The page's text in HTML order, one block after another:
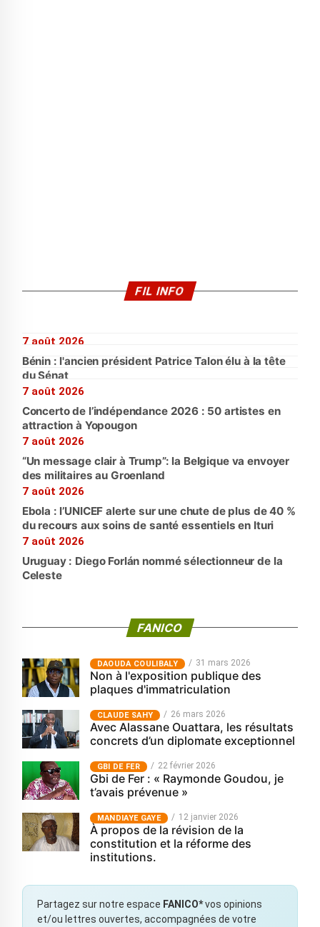
FIL INFO
7 août 2026
Bénin : l'ancien président Patrice Talon élu à la tête
du Sénat
7 août 2026
Concerto de l’indépendance 2026 : 50 artistes en
attraction à Yopougon
7 août 2026
“Un message clair à Trump”: la Belgique va envoyer
des militaires au Groenland
7 août 2026
Ebola : l’UNICEF alerte sur une chute de plus de 40 %
du recours aux soins de santé essentiels en Ituri
7 août 2026
Uruguay : Diego Forlán nommé sélectionneur de la
Celeste
FANICO
‎DAOUDA COULIBALY 31 mars 2026
Non à l'exposition publique des
plaques d'immatriculation
CLAUDE SAHY 26 mars 2026
Avec Alassane Ouattara, les résultats
concrets d’un diplomate exceptionnel
GBI DE FER 22 février 2026
Gbi de Fer : « Raymonde Goudou, je
t’avais prévenue »
MANDIAYE GAYE 12 janvier 2026
À propos de la révision de la
constitution et la réforme des
institutions.
Partagez sur notre espace FANICO*vos opinions
et/ou lettres ouvertes, accompagnées de votre